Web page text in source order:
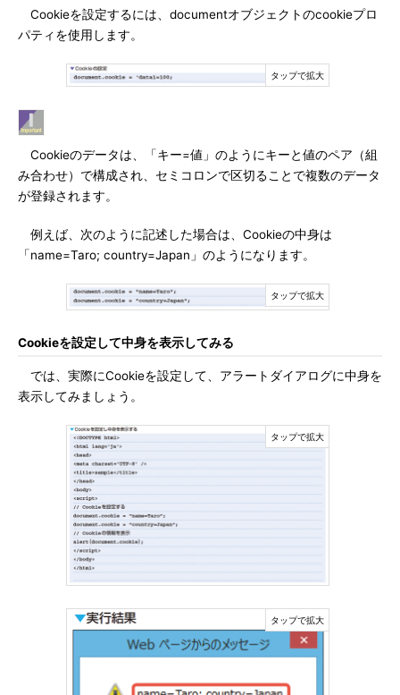
Cookieを設定するには、documentオブジェクトのcookieプロ
パティを使用します。
Cookieのデータは、「キー=値」のようにキーと値のペア（組
み合わせ）で構成され、セミコロンで区切ることで複数のデータ
が登録されます。
例えば、次のように記述した場合は、Cookieの中身は
「name=Taro; country=Japan」のようになります。
Cookieを設定して中身を表示してみる
では、実際にCookieを設定して、アラートダイアログに中身を
表示してみましょう。